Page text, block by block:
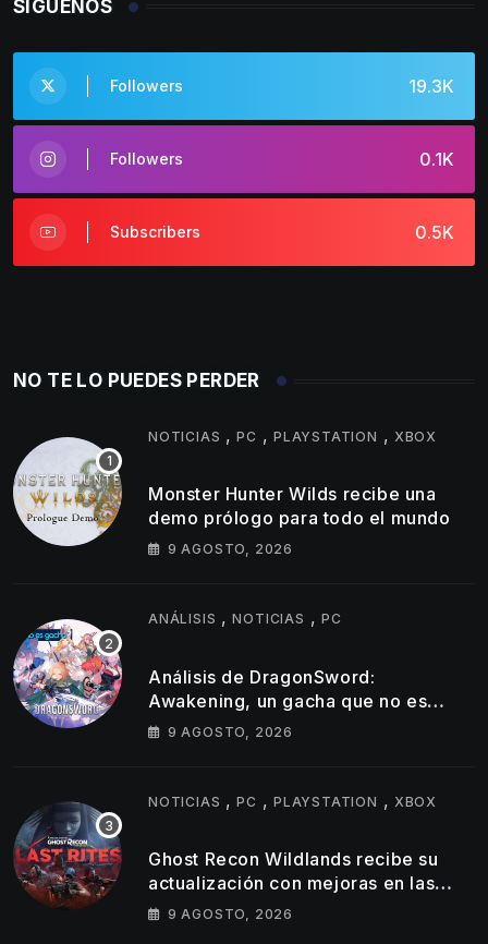
SÍGUENOS
19.3K
Followers
0.1K
Followers
0.5K
Subscribers
NO TE LO PUEDES PERDER
NOTICIAS ,PC ,PLAYSTATION , XBOX
Monster Hunter Wilds recibe una
demo prólogo para todo el mundo
9 AGOSTO, 2026
ANÁLISIS ,NOTICIAS , PC
Análisis de DragonSword:
Awakening, un gacha que no es
gacha
9 AGOSTO, 2026
NOTICIAS ,PC ,PLAYSTATION , XBOX
Ghost Recon Wildlands recibe su
actualización con mejoras en las
consolas actuales y una nueva
9 AGOSTO, 2026